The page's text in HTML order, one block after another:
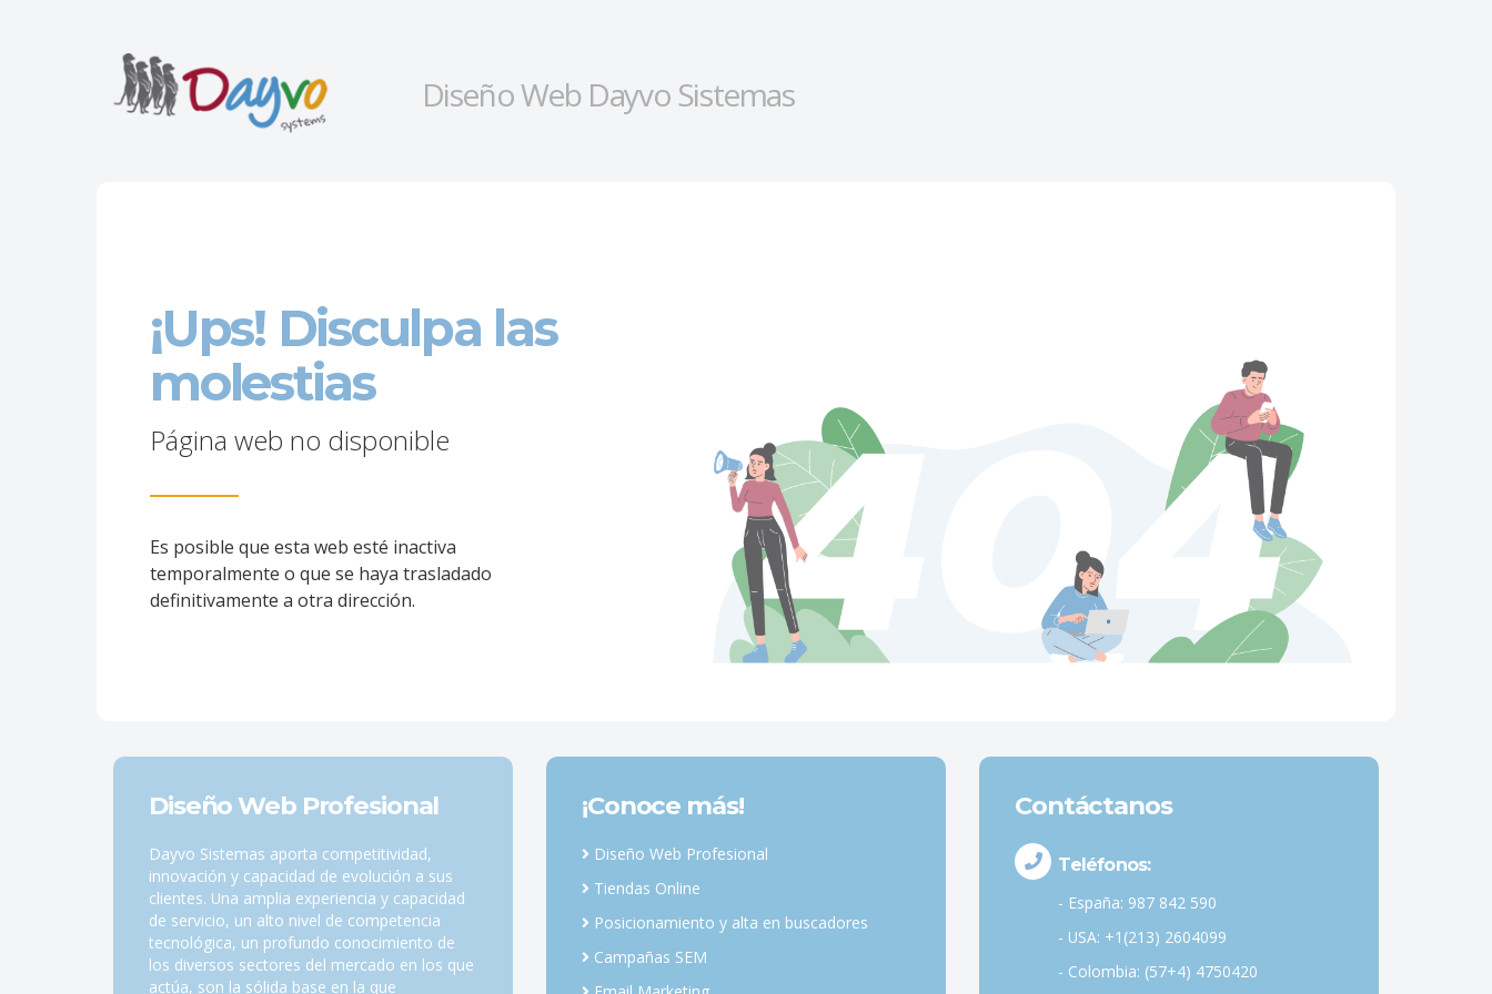
Diseño Web Dayvo Sistemas
¡Ups! Disculpa las
molestias
Página web no disponible
Es posible que esta web esté inactiva
temporalmente o que se haya trasladado
definitivamente a otra dirección.
Diseño Web Profesional
Dayvo Sistemas aporta competitividad,
innovación y capacidad de evolución a sus
clientes. Una amplia experiencia y capacidad
de servicio, un alto nivel de competencia
tecnológica, un profundo conocimiento de
los diversos sectores del mercado en los que
actúa, son la sólida base en la que
¡Conoce más!
Diseño Web Profesional
Tiendas Online
Posicionamiento y alta en buscadores
Campañas SEM
Contáctanos
Teléfonos:
- España: 987 842 590
- USA: +1(213) 2604099
- Colombia: (57+4) 4750420